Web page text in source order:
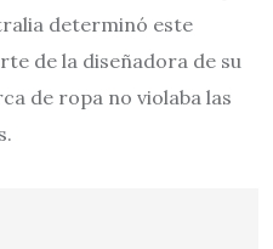
determinó este
de la diseñadora de su
de ropa no violaba las